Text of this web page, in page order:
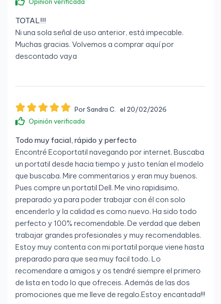
Opinión verificada
TOTAL!!!
Ni una sola señal de uso anterior, está impecable.
Muchas gracias. Volvemos a comprar aquí por
descontado vaya
Por Sandra C.
el 20/02/2026
Opinión verificada
Todo muy facial, rápido y perfecto
Encontré Ecoportatil navegando por internet. Buscaba
un portatil desde hacia tiempo y justo tenían el modelo
que buscaba. Mire commentarios y eran muy buenos.
Pues compre un portatil Dell. Me vino rapidisimo,
preparado ya para poder trabajar con él con solo
encenderlo y la calidad es como nuevo. Ha sido todo
perfecto y 100% recomendable. De verdad que deben
trabajar grandes profesionales y muy recomendables.
Estoy muy contenta con mi portatil porque viene hasta
preparado para que sea muy facil todo. Lo
recomendare a amigos y os tendré siempre el primero
de lista en todo lo que ofreceis. Además de las dos
promociones que me lleve de regalo.Estoy encantada!!!